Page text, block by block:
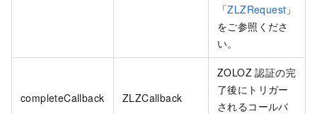
「ZLZRequest 」
をご参照くださ
い。
completeCallback ZLZCallback
ZOLOZ 認証の完
了後にトリガー
されるコールバ